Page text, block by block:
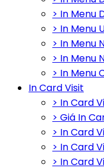
> In Menu
> In Menu
> In Menu
> In Menu
> In Menu
In Card Visit
> In Card
> Giá In
> In Card
> In Card
> In Card